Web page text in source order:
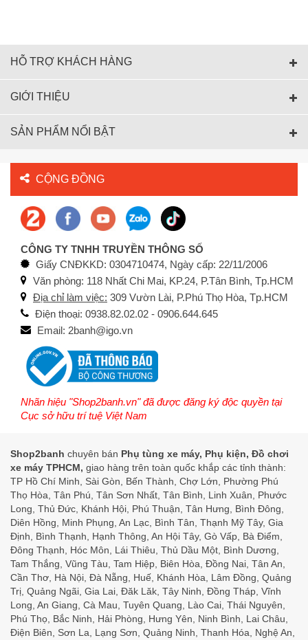
HỖ TRỢ KHÁCH HÀNG
GIỚI THIỆU
SẢN PHẨM NỔI BẬT
CỘNG ĐỒNG
CÔNG TY TNHH TRUYỀN THÔNG SỐ
Giấy CNĐKKD: 0304710474, Ngày cấp: 22/11/2006
Văn phòng: 118 Nhất Chi Mai, KP.24, P.Tân Bình, Tp.HCM
Địa chỉ làm việc: 309 Vườn Lài, P.Phú Thọ Hòa, Tp.HCM
Điện thoại: 0938.82.02.02 - 0906.644.645
Email: 2banh@igo.vn
Nhãn hiệu "Shop2banh.vn" đã được đăng ký độc quyền tại
Cục sở hữu trí tuệ Việt Nam
Shop2banh chuyên bán Phụ tùng xe máy, Phụ kiện, Đồ chơi
xe máy TPHCM, giao hàng trên toàn quốc khắp các tỉnh thành:
TP Hồ Chí Minh, Sài Gòn, Bến Thành, Chợ Lớn, Phường Phú
Thọ Hòa, Tân Phú, Tân Sơn Nhất, Tân Bình, Linh Xuân, Phước
Long, Thủ Đức, Khánh Hội, Phú Thuận, Tân Hưng, Bình Đông,
Diên Hồng, Minh Phụng, An Lạc, Bình Tân, Thạnh Mỹ Tây, Gia
Định, Bình Thạnh, Hạnh Thông, An Hội Tây, Gò Vấp, Bà Điểm,
Đông Thạnh, Hóc Môn, Lái Thiêu, Thủ Dầu Một, Bình Dương,
Tam Thắng, Vũng Tàu, Tam Hiệp, Biên Hòa, Đồng Nai, Tân An,
Cần Thơ, Hà Nội, Đà Nẵng, Huế, Khánh Hòa, Lâm Đồng, Quảng
Trị, Quảng Ngãi, Gia Lai, Đăk Lăk, Tây Ninh, Đồng Tháp, Vĩnh
Long, An Giang, Cà Mau, Tuyên Quang, Lào Cai, Thái Nguyên,
Phú Thọ, Bắc Ninh, Hải Phòng, Hưng Yên, Ninh Bình, Lai Châu,
Điện Biên, Sơn La, Lạng Sơn, Quảng Ninh, Thanh Hóa, Nghệ An,